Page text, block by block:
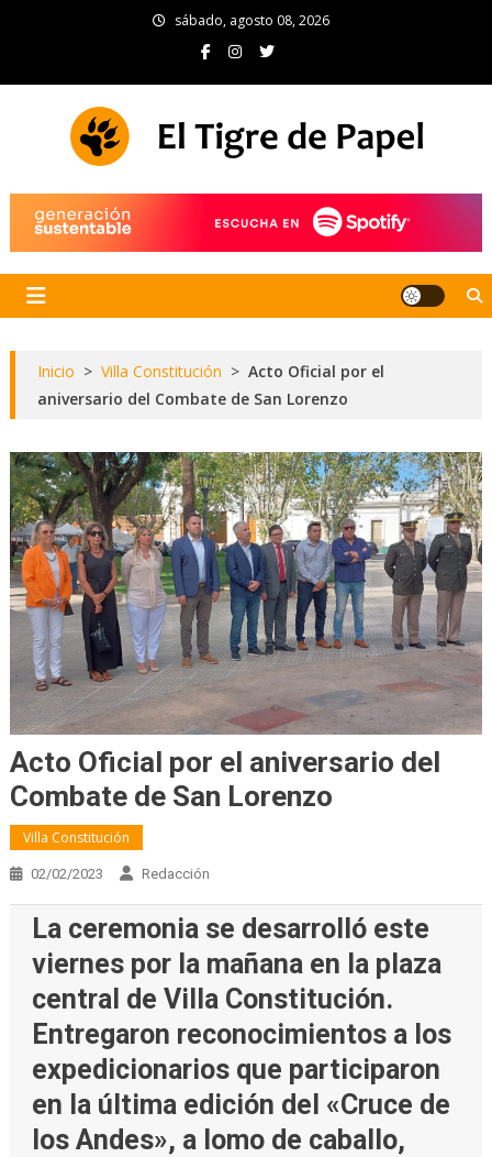
sábado, agosto 08, 2026
Inicio > Villa Constitución > Acto Oficial por el
aniversario del Combate de San Lorenzo
Acto Oficial por el aniversario del
Combate de San Lorenzo
Villa Constitución
02/02/2023 Redacción
La ceremonia se desarrolló este
viernes por la mañana en la plaza
central de Villa Constitución.
Entregaron reconocimientos a los
expedicionarios que participaron
en la última edición del «Cruce de
los Andes», a lomo de caballo,